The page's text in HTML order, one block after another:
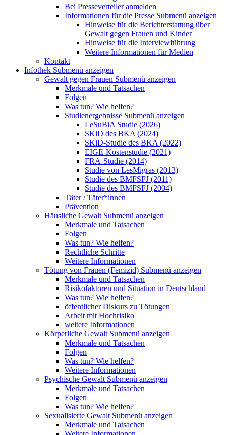
Bei Presseverteiler anmelden
Informationen für die Presse Submenü anzeigen
Hinweise für die Berichterstattung über
Gewalt gegen Frauen und Kinder
Hinweise für die Interviewführung
Weitere Informationen für Medien
Kontakt
Infothek Submenü anzeigen
Gewalt gegen Frauen Submenü anzeigen
Merkmale und Tatsachen
Folgen
Was tun? Wie helfen?
Studienergebnisse Submenü anzeigen
LeSuBiA Studie (2026)
SKiD des BKA (2024)
SKiD-Studie des BKA (2022)
EIGE-Kostenstudie (2021)
FRA-Studie (2014)
Studie von LesMigras (2013)
Studie des BMFSFJ (2011)
Studie des BMFSFJ (2004)
Täter / Täter*innen
Prävention
Häusliche Gewalt Submenü anzeigen
Merkmale und Tatsachen
Folgen
Was tun? Wie helfen?
Rechtliche Schritte
Weitere Informationen
Tötung von Frauen (Femizid) Submenü anzeigen
Merkmale und Tatsachen
Risikofaktoren und Situation in Deutschland
Was tun? Wie helfen?
öffentlicher Diskurs zu Tötungen
Arbeit mit Hochrisiko
weitere Informationen
Körperliche Gewalt Submenü anzeigen
Merkmale und Tatsachen
Folgen
Was tun? Wie helfen?
Weitere Informationen
Psychische Gewalt Submenü anzeigen
Merkmale und Tatsachen
Folgen
Was tun? Wie helfen?
Sexualisierte Gewalt Submenü anzeigen
Merkmale und Tatsachen